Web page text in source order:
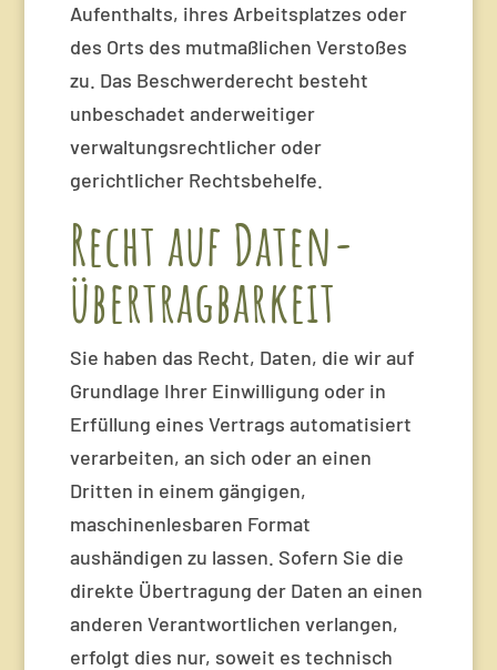
Aufenthalts, ihres Arbeitsplatzes oder
des Orts des mutmaßlichen Verstoßes
zu. Das Beschwerderecht besteht
unbeschadet anderweitiger
verwaltungsrechtlicher oder
gerichtlicher Rechtsbehelfe.
Recht auf Daten­
übertrag­barkeit
Sie haben das Recht, Daten, die wir auf
Grundlage Ihrer Einwilligung oder in
Erfüllung eines Vertrags automatisiert
verarbeiten, an sich oder an einen
Dritten in einem gängigen,
maschinenlesbaren Format
aushändigen zu lassen. Sofern Sie die
direkte Übertragung der Daten an einen
anderen Verantwortlichen verlangen,
erfolgt dies nur, soweit es technisch